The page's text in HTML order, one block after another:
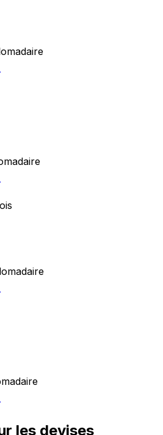
les devises